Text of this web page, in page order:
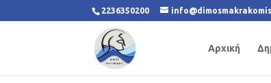
2236350200
Αρχική